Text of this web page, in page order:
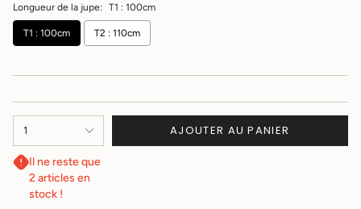
Longueur de la jupe: T1 : 100cm
T1 : 100cm T2 : 110cm
<span
class=\"quantity-
cart\">
quantity
1 AJOUTER AU PANIER
Il ne reste que
2 articles en
stock !